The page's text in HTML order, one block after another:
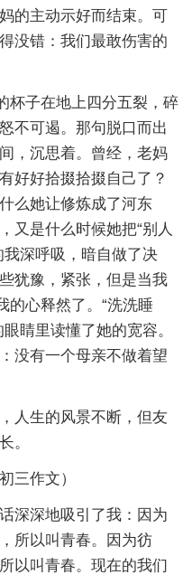
的主动示好而结束。可
没错：我们最敢伤害的
杯子在地上四分五裂，碎
不可遏。那句脱口而出
，沉思着。曾经，老妈
好好拾掇拾掇自己了？
么她让修炼成了河东
又是什么时候她把“别人
深呼吸，暗自做了决
犹豫，紧张，但是当我
的心释然了。“洗洗睡
睛里读懂了她的宽容。
没有一个母亲不做着望
人生的风景不断，但友
。
初三作文）
深深地吸引了我：因为
所以叫青春。因为彷
以叫青春。现在的我们